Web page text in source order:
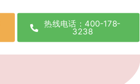
热线电话：400-178-
3238